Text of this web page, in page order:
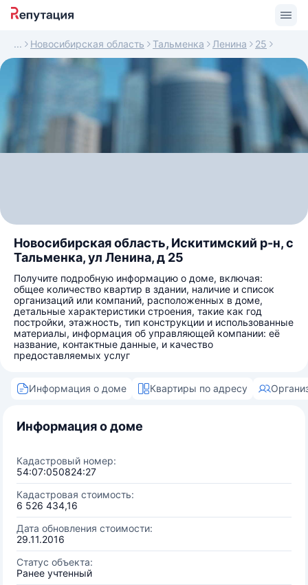
Новосибирская область Тальменка Ленина 25
Новосибирская область, Искитимский р-н, с
Тальменка, ул Ленина, д 25
Получите подробную информацию о доме, включая:
общее количество квартир в здании, наличие и список
организаций или компаний, расположенных в доме,
детальные характеристики строения, такие как год
постройки, этажность, тип конструкции и использованные
материалы, информация об управляющей компании: её
название, контактные данные, и качество
предоставляемых услуг
Информация о доме Квартиры по адресу
Информация о доме
Кадастровый номер:
54:07:050824:27
Кадастровая стоимость:
6 526 434,16
Дата обновления стоимости:
29.11.2016
Статус объекта:
Ранее учтенный